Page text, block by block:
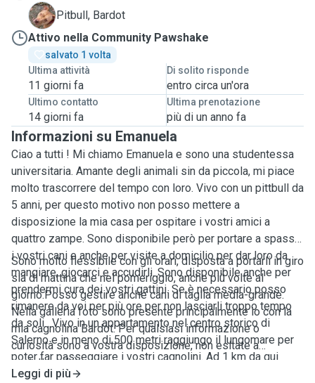
B
Pitbull, Bardot
Attivo nella Community Pawshake
salvato 1 volta
Ultima attività
11 giorni fa
Di solito risponde
entro circa un'ora
Ultimo contatto
14 giorni fa
Ultima prenotazione
più di un anno fa
Informazioni su Emanuela
Ciao a tutti ! Mi chiamo Emanuela e sono una studentessa
universitaria. Amante degli animali sin da piccola, mi piace
molto trascorrere del tempo con loro. Vivo con un pittbull da
5 anni, per questo motivo non posso mettere a
disposizione la mia casa per ospitare i vostri amici a
quattro zampe. Sono disponibile però per portare a spasso
i vostri cani e anche per visite a domicilio per dar loro da
mangiare, giocarci e accudirli. Sono disponibile anche per
prendermi cura dei vostri gattini. Se è necessario posso
rimanere da voi per più ore per non lasciarli troppo tempo
da soli . Vivo in un appartamento nel centro storico di
Salerno e in meno di 500 metri raggiungo il lungomare per
poter far passeggiare i vostri cagnolini. Ad 1 km da qui
invece è presente un parco con un' aria adibita allo
Sono molto flessibile con gli orari, disposta a portarli in giro
sia di mattina che nel pomeriggio, anche più volte al
giorno.Posso gestire anche cani di taglia media-grande.
Nella galleria foto sono presente principalmente io con la
mia cagnolina Bardot. Per qualsiasi informazione o
curiosità sono a vostra disposizione, non esitate a
contattarmi! :)
Leggi di più